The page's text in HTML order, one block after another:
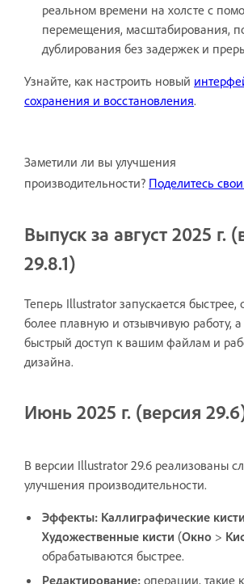
реальном времени на холсте с
перемещения, масштабирования,
дублирования без задержек и
Узнайте, как настроить новый
сохранения и восстановления.
Заметили ли вы улучшения
производительности? Поделитесь
Выпуск за август 2025 г.
29.8.1)
Теперь Illustrator запускается быстрее,
более плавную и отзывчивую работу,
быстрый доступ к вашим файлам и
дизайна.
Июнь 2025 г. (версия
В версии Illustrator 29.6 реализованы
улучшения производительности.
Эффекты: Каллиграфические кисти
Художественные кисти (Окно >
обрабатываются быстрее.
Редактирование: операции, такие